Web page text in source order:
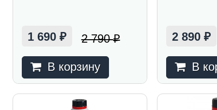
1 690 ₽ 2 790₽
В корзину
2 890₽
В